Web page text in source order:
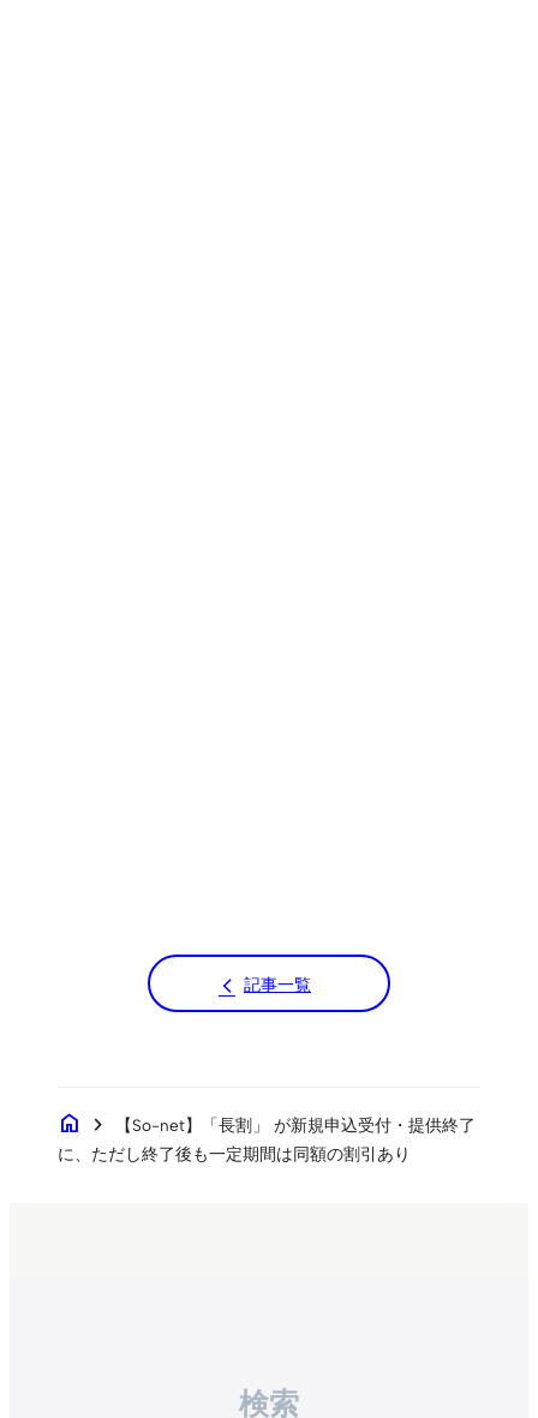
記事一覧
home chevron_right
【So-net】「長割」 が新規申込受付・提供終了
に、ただし終了後も一定期間は同額の割引あり
検索